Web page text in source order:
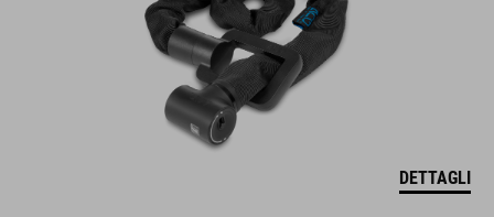
DETTAGLI